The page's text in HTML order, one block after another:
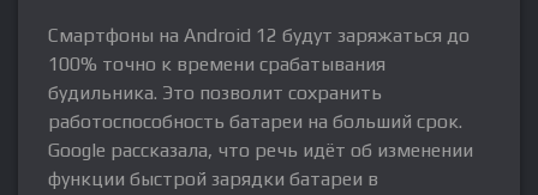
Смартфоны на Android 12 будут заряжаться до
100% точно к времени срабатывания
будильника. Это позволит сохранить
работоспособность батареи на больший срок.
Google рассказала, что речь идёт об изменении
функции быстрой зарядки батареи в